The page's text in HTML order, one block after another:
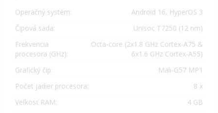
Operačný systém:
Android 16, HyperOS 3
Čipová sada:
Unisoc T7250 (12 nm)
Frekvencia
procesora (GHz):
Octa-core (2x1.8 GHz Cortex-A75 &
6x1.6 GHz Cortex-A55)
Grafický čip:
Mali-G57 MP1
Počet jadier procesora:
8 x
Veľkosť RAM:
4 GB